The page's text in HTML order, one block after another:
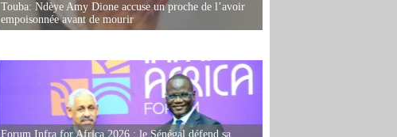
Touba: Ndèye Amy Dione accuse un proche de l’avoir
empoisonnée avant de mourir
Forum Infra for Africa 2026 : le Sénégal défend sa